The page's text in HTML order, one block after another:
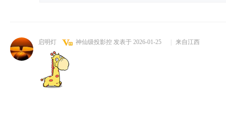
启明灯 神仙级投影控 发表于 2026-01-25 来自江西